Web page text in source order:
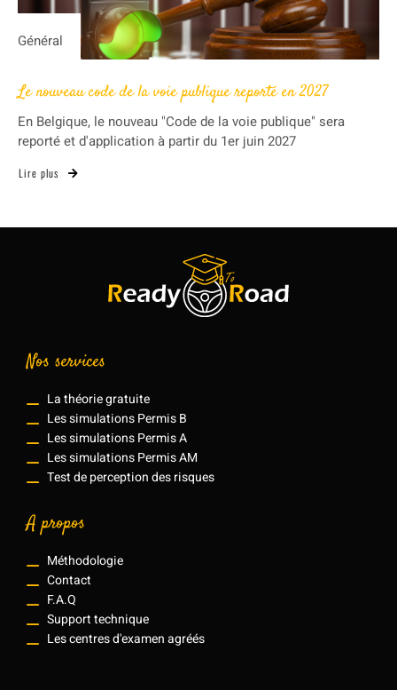
Général
Le nouveau code de la voie publique reporté en 2027
En Belgique, le nouveau "Code de la voie publique" sera
reporté et d'application à partir du 1er juin 2027
Lire plus
Nos services
La théorie gratuite
Les simulations Permis B
Les simulations Permis A
Les simulations Permis AM
Test de perception des risques
A propos
Méthodologie
Contact
F.A.Q
Support technique
Les centres d'examen agréés